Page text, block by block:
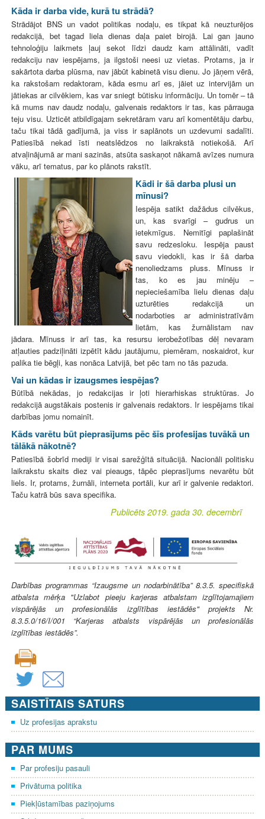
Kāda ir darba vide, kurā tu strādā?
Strādājot BNS un vadot politikas nodaļu, es tikpat kā neuzturējos
redakcijā, bet tagad liela dienas daļa paiet birojā. Lai gan jauno
tehnoloģiju laikmets ļauj sekot līdzi daudz kam attālināti, vadīt
redakciju nav iespējams, ja ilgstoši neesi uz vietas. Protams, ja ir
sakārtota darba plūsma, nav jābūt kabinetā visu dienu. Jo jāņem vērā,
ka rakstošam redaktoram, kāda esmu arī es, jāiet uz intervijām un
jātiekas ar cilvēkiem, kas var sniegt būtisku informāciju. Un tomēr – tā
kā mums nav daudz nodaļu, galvenais redaktors ir tas, kas pārrauga
teju visu. Uzticēt atbildīgajam sekretāram varu arī komentētāju darbu,
taču tikai tādā gadījumā, ja viss ir saplānots un uzdevumi sadalīti.
Patiesībā nekad īsti neatslēdzos no laikrakstā notiekošā. Arī
atvaļinājumā ar mani sazinās, atsūta saskaņot nākamā avīzes numura
vāku, arī tematus, par ko plānots rakstīt.
Kādi ir šā darba plusi un
mīnusi?
Iespēja satikt dažādus cilvēkus,
un, kas svarīgi – gudrus un
ietekmīgus. Nemitīgi paplašināt
savu redzesloku. Iespēja paust
savu viedokli, kas ir šā darba
nenoliedzams pluss. Mīnuss ir
tas, ko es jau minēju –
nepieciešamība lielu dienas daļu
uzturēties redakcijā un
nodarboties ar administratīvām
lietām, kas žurnālistam nav
jādara. Mīnuss ir arī tas, ka resursu ierobežotības dēļ nevaram
atļauties padziļināti izpētīt kādu jautājumu, piemēram, noskaidrot, kur
palika tie bēgļi, kas nonāca Latvijā, bet pēc tam no tās pazuda.
Vai un kādas ir izaugsmes iespējas?
Būtībā nekādas, jo redakcijas ir ļoti hierarhiskas struktūras. Jo
redakcijā augstākais postenis ir galvenais redaktors. Ir iespējams tikai
darbības jomu nomainīt.
Kāds varētu būt pieprasījums pēc šīs profesijas tuvākā un
tālākā nākotnē?
Patiesībā šobrīd mediji ir visai sarežģītā situācijā. Nacionāli politisku
laikrakstu skaits diez vai pieaugs, tāpēc pieprasījums nevarētu būt
liels. Ir, protams, žurnāli, interneta portāli, kur arī ir galvenie redaktori.
Taču katrā būs sava specifika.
Publicēts 2019. gada 30. decembrī
Darbības programmas “Izaugsme un nodarbinātība” 8.3.5. specifiskā
atbalsta mērķa "Uzlabot pieeju karjeras atbalstam izglītojamajiem
vispārējās un profesionālās izglītības iestādēs" projekts Nr.
8.3.5.0/16/I/001 “Karjeras atbalsts vispārējās un profesionālās
izglītības iestādēs”.
SAISTĪTAIS SATURS
Uz profesijas aprakstu
PAR MUMS
Par profesiju pasauli
Privātuma politika
Piekļūstamības paziņojums